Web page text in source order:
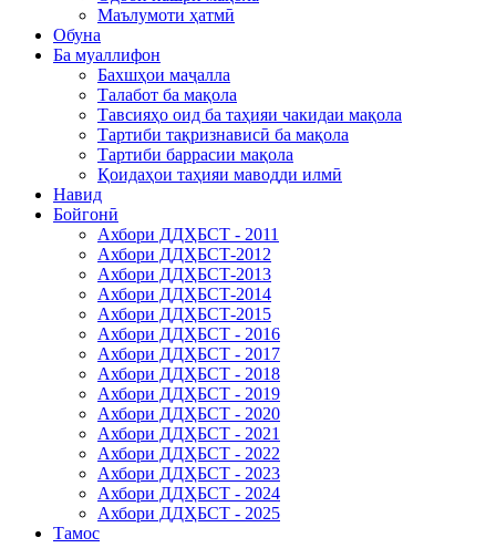
Маълумоти ҳатмӣ
Обуна
Ба муаллифон
Бахшҳои маҷалла
Талабот ба мақола
Тавсияҳо оид ба таҳияи чакидаи мақола
Тартиби тақризнависӣ ба мақола
Тартиби баррасии мақола
Қоидаҳои таҳияи маводди илмӣ
Навид
Бойгонӣ
Ахбори ДДҲБСТ - 2011
Ахбори ДДҲБСТ-2012
Ахбори ДДҲБСТ-2013
Ахбори ДДҲБСТ-2014
Ахбори ДДҲБСТ-2015
Ахбори ДДҲБСТ - 2016
Ахбори ДДҲБСТ - 2017
Ахбори ДДҲБСТ - 2018
Ахбори ДДҲБСТ - 2019
Ахбори ДДҲБСТ - 2020
Ахбори ДДҲБСТ - 2021
Ахбори ДДҲБСТ - 2022
Ахбори ДДҲБСТ - 2023
Ахбори ДДҲБСТ - 2024
Ахбори ДДҲБСТ - 2025
Тамос